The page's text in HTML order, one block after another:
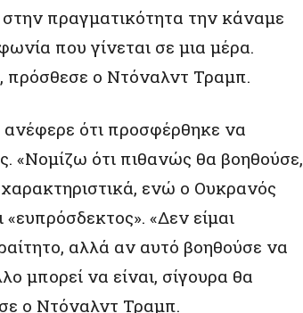
πραγματικότητα την κάναμε
που γίνεται σε μια μέρα.
πρόσθεσε ο Ντόναλντ Τραμπ.
ότι προσφέρθηκε να
«Νομίζω ότι πιθανώς θα βοηθούσε,
ενώ ο Ουκρανός
«Δεν είμαι
αλλά αν αυτό βοηθούσε να
μπορεί να είναι, σίγουρα θα
ο Ντόναλντ Τραμπ.